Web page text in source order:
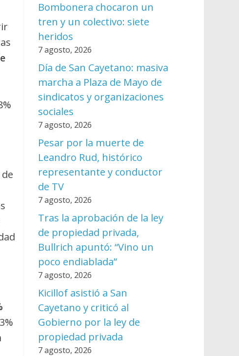
Bombonera chocaron un
tren y un colectivo: siete
heridos
7 agosto, 2026
Día de San Cayetano: masiva
marcha a Plaza de Mayo de
sindicatos y organizaciones
sociales
7 agosto, 2026
Pesar por la muerte de
Leandro Rud, histórico
representante y conductor
de TV
7 agosto, 2026
Tras la aprobación de la ley
de propiedad privada,
Bullrich apuntó: “Vino un
poco endiablada”
7 agosto, 2026
Kicillof asistió a San
Cayetano y criticó al
Gobierno por la ley de
propiedad privada
7 agosto, 2026